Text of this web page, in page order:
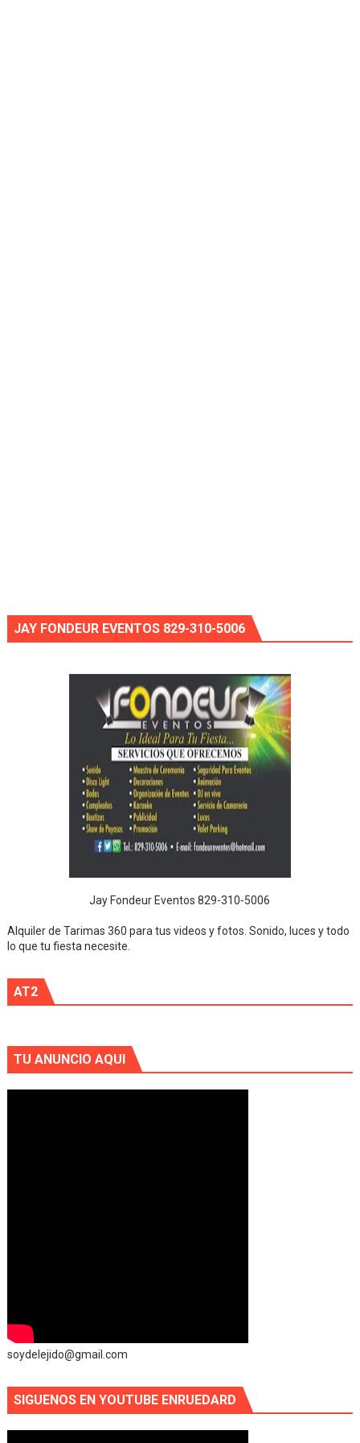
JAY FONDEUR EVENTOS 829-310-5006
Jay Fondeur Eventos 829-310-5006
Alquiler de Tarimas 360 para tus videos y fotos. Sonido, luces y todo
lo que tu fiesta necesite.
AT2
TU ANUNCIO AQUI
soydelejido@gmail.com
SIGUENOS EN YOUTUBE ENRUEDARD